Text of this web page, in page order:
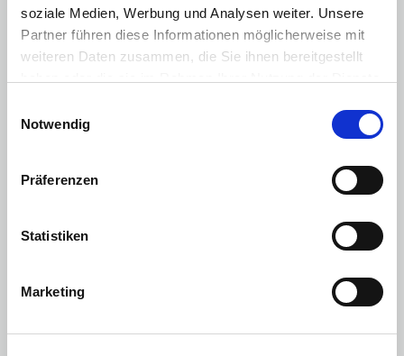
soziale Medien, Werbung und Analysen weiter. Unsere
Partner führen diese Informationen möglicherweise mit
weiteren Daten zusammen, die Sie ihnen bereitgestellt
Cookies, wenn Sie unsere Webseite weiterhin nutzen.
Notwendig
Präferenzen
Statistiken
Marketing
Lenkrad mit Kunstlederbezug
Premiumsitze in Stoff/Vinyl
Fahrersitz 6-fach manuell verstellbar
Fußmatten Velour
Uconnect™ Smartouch mit 10,25"-Touchscreen und